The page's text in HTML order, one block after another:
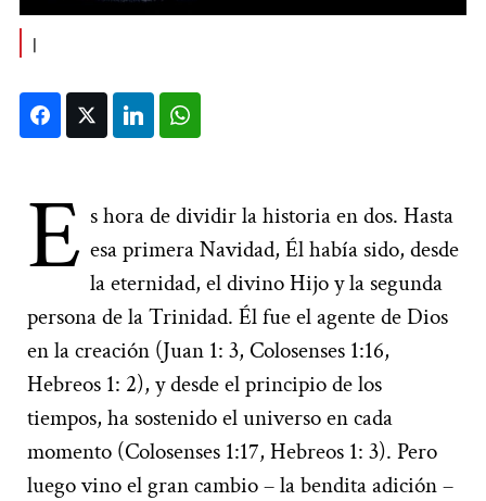
FacebookTwitter LinkedIn
E s hora de dividir la historia en dos. Hasta
esa primera Navidad, Él había sido, desde
la eternidad, el divino Hijo y la segunda
persona de la Trinidad. Él fue el agente de Dios
en la creación (Juan 1: 3, Colosenses 1:16,
Hebreos 1: 2), y desde el principio de los
tiempos, ha sostenido el universo en cada
momento (Colosenses 1:17, Hebreos 1: 3). Pero
luego vino el gran cambio – la bendita adición –